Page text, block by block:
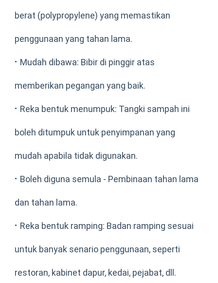
berat (polypropylene) yang memastikan
penggunaan yang tahan lama.
· Mudah dibawa: Bibir di pinggir atas
memberikan pegangan yang baik.
· Reka bentuk menumpuk: Tangki sampah ini
boleh ditumpuk untuk penyimpanan yang
mudah apabila tidak digunakan.
· Boleh diguna semula - Pembinaan tahan lama
dan tahan lama.
· Reka bentuk ramping: Badan ramping sesuai
untuk banyak senario penggunaan, seperti
restoran, kabinet dapur, kedai, pejabat, dll.